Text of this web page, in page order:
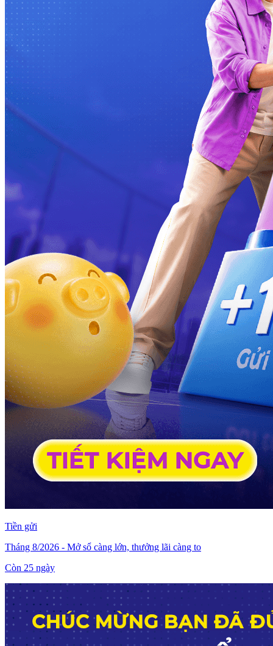
Tiền gửi
Tháng 8/2026 - Mở sổ càng lớn, thưởng lãi càng to
Còn 25 ngày